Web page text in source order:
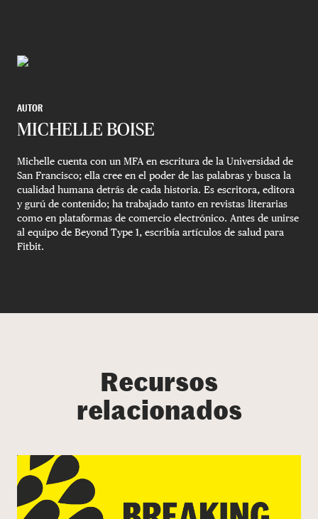
AUTOR
MICHELLE BOISE
Michelle cuenta con un MFA en escritura de la Universidad de
San Francisco; ella cree en el poder de las palabras y busca la
cualidad humana detrás de cada historia. Es escritora, editora
y gurú de contenido; ha trabajado tanto en revistas literarias
como en plataformas de comercio electrónico. Antes de unirse
al equipo de Beyond Type 1, escribía artículos de salud para
Fitbit.
Recursos
relacionados